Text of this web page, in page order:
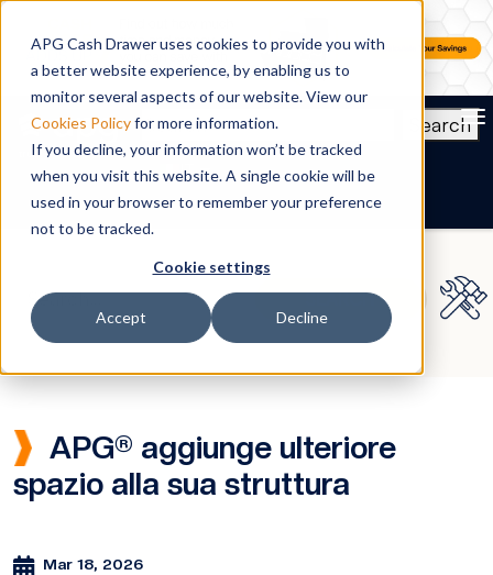
APG Cash Drawer uses cookies to provide you with
a better website experience, by enabling us to
monitor several aspects of our website. View our
Cookies Policyfor more information.
If you decline, your information won’t be tracked
when you visit this website. A single cookie will be
used in your browser to remember your preference
not to be tracked.
Cookie settings
Accept Decline
Search
IT
APG® aggiunge ulteriore
spazio alla sua struttura
Mar 18, 2026